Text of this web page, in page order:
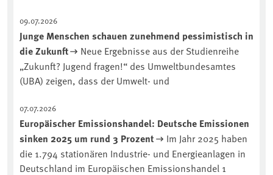
09.07.2026
Junge Menschen schauen zunehmend pessimistisch in
die Zukunft
Neue Ergebnisse aus der Studienreihe
„Zukunft? Jugend fragen!“ des Umweltbundesamtes
(UBA) zeigen, dass der Umwelt- und
07.07.2026
Europäischer Emissionshandel: Deutsche Emissionen
sinken 2025 um rund 3 Prozent
Im Jahr 2025 haben
die 1.794 stationären Industrie- und Energieanlagen in
Deutschland im Europäischen Emissionshandel 1